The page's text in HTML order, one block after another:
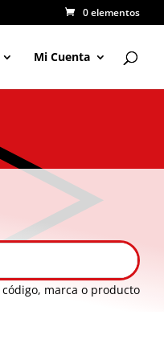
0 elementos
Mi Cuenta
código, marca o producto